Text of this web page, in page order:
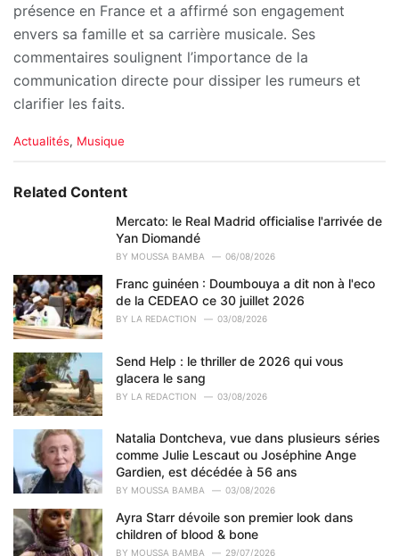
présence en France et a affirmé son engagement
envers sa famille et sa carrière musicale. Ses
commentaires soulignent l’importance de la
communication directe pour dissiper les rumeurs et
clarifier les faits.
C
e
s
:
Actualités, Musique
Related Content
Mercato: le Real Madrid officialise l'arrivée de
Yan Diomandé
BY MOUSSA BAMBA 06/08/2026
Franc guinéen : Doumbouya a dit non à l'eco
de la CEDEAO ce 30 juillet 2026
BY LA REDACTION 03/08/2026
Send Help : le thriller de 2026 qui vous
glacera le sang
BY LA REDACTION 03/08/2026
Natalia Dontcheva, vue dans plusieurs séries
comme Julie Lescaut ou Joséphine Ange
Gardien, est décédée à 56 ans
BY MOUSSA BAMBA 03/08/2026
Ayra Starr dévoile son premier look dans
children of blood & bone
BY MOUSSA BAMBA 29/07/2026